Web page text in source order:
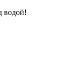
водой!